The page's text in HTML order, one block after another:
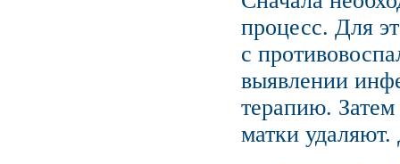
процесс. Для
с
выявлении
терапию.
матки удаляют.